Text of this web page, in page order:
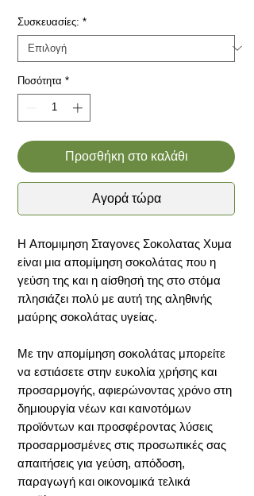
Συσκευασίες: *
Ποσότητα *
Προσθήκη στο καλάθι
Αγορά τώρα
H Απομιμηση Σταγονες Σοκολατας Χυμα
είναι μια απομίμηση σοκολάτας που η
γεύση της και η αίσθησή της στο στόμα
πλησιάζει πολύ με αυτή της αληθινής
μαύρης σοκολάτας υγείας.
Με την απομίμηση σοκολάτας μπορείτε
να εστιάσετε στην ευκολία χρήσης και
προσαρμογής, αφιερώνοντας χρόνο στη
δημιουργία νέων και καινοτόμων
προϊόντων και προσφέροντας λύσεις
προσαρμοσμένες στις προσωπικές σας
απαιτήσεις για γεύση, απόδοση,
παραγωγή και οικονομικά τελικά